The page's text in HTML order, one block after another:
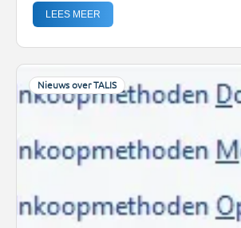
uitstoot, gewicht en gebruik. Voor
transportbedrijven betekent dit dat
Daarom breiden […]
LEES MEER
Nieuws over TALIS